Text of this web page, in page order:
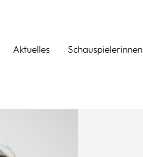
Aktuelles Schauspielerinnen